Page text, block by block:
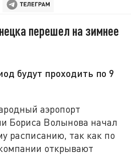
перешел на зимнее
будут проходить по 9
аэропорт
Бориса Волынова начал
расписанию, так как по
открывают